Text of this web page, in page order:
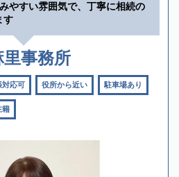
やすい雰囲気で、丁寧に相続の
す
事務所
対応可 役所から近い 駐車場あり
籍